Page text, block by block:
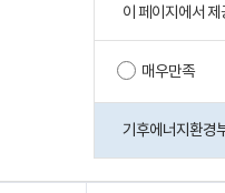
이 페이지에서
매우만족
기후에너지환경